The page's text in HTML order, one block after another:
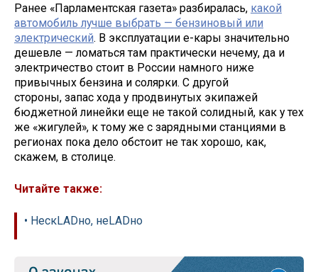
Ранее «Парламентская газета» разбиралась, какой
автомобиль лучше выбрать — бензиновый или
электрический. В эксплуатации е-кары значительно
дешевле — ломаться там практически нечему, да и
электричество стоит в России намного ниже
привычных бензина и солярки. С другой
стороны, запас хода у продвинутых экипажей
бюджетной линейки еще не такой солидный, как у тех
же «жигулей», к тому же с зарядными станциями в
регионах пока дело обстоит не так хорошо, как,
скажем, в столице.
Читайте также:
• НескLADно, неLADно